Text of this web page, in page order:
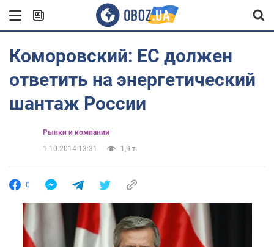
Коморовский: ЕС должен
ответить на энергетический
шантаж России
Рынки и компании
1.10.2014 13:31
1,9 т.
0